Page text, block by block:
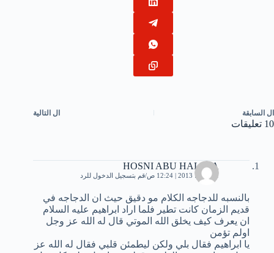
ال السابقة ال التالية
10 تعليقات
HOSNI ABU HALIMA
21 يونيو، 2013 | 12:24 ص قم بتسجيل الدخول للرد
بالنسبه للدجاجه الكلام مو دقيق حيث ان الدجاجه في
قديم الزمان كانت تطير فلما اراد ابراهيم عليه السلام
ان يعرف كيف يخلق الله الموتي قال له الله عز وجل
اولم تؤمن
يا ابراهيم فقال بلي ولكن ليطمئن قلبي فقال له الله عز